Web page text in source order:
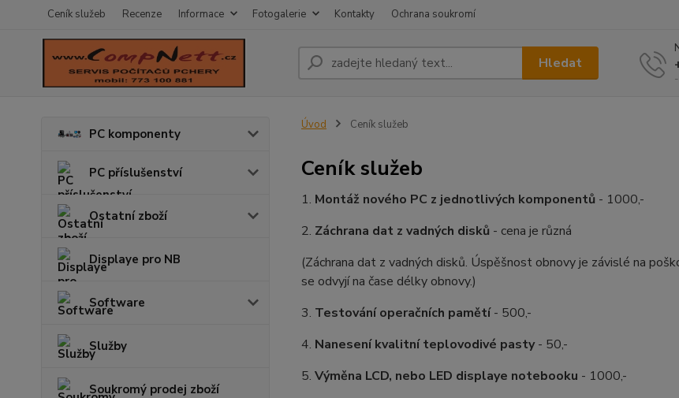
Ceník služeb Recenze Informace Fotogalerie Kontakty Ochrana soukromí
Hledat
PC komponenty
PC příslušenství
Ostatní zboží
Displaye pro NB
Software
Služby
Soukromý prodej zboží
Úvod Ceník služeb
Ceník služeb
1. Montáž nového PC z jednotlivých komponentů - 1000,-
2. Záchrana dat z vadných disků - cena je různá
(Záchrana dat z vadných disků. Úspěšnost obnovy je závislé na
se odvyjí na čase délky obnovy.)
3. Testování operačních pamětí- 500,-
4. Nanesení kvalitní teplovodivé pasty- 50,-
5. Výměna LCD, nebo LED displaye notebooku - 1000,-